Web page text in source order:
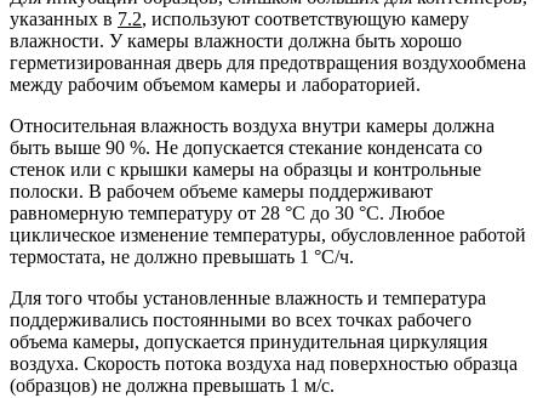
указанных в 7.2, используют соответствующую камеру
влажности. У камеры влажности должна быть хорошо
герметизированная дверь для предотвращения воздухообмена
между рабочим объемом камеры и лабораторией.
Относительная влажность воздуха внутри камеры должна
быть выше 90 %. Не допускается стекание конденсата со
стенок или с крышки камеры на образцы и контрольные
полоски. В рабочем объеме камеры поддерживают
равномерную температуру от 28 °С до 30 °С. Любое
циклическое изменение температуры, обусловленное работой
термостата, не должно превышать 1 °С/ч.
Для того чтобы установленные влажность и температура
поддерживались постоянными во всех точках рабочего
объема камеры, допускается принудительная циркуляция
воздуха. Скорость потока воздуха над поверхностью образца
(образцов) не должна превышать 1 м/с.